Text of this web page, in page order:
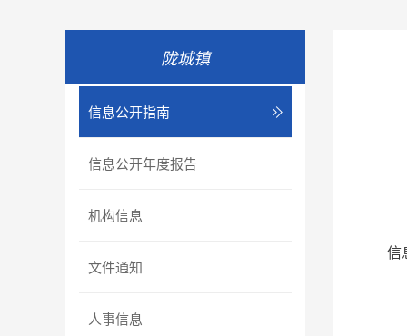
陇城镇
信息公开指南
信息公开年度报告
机构信息
文件通知
人事信息
信